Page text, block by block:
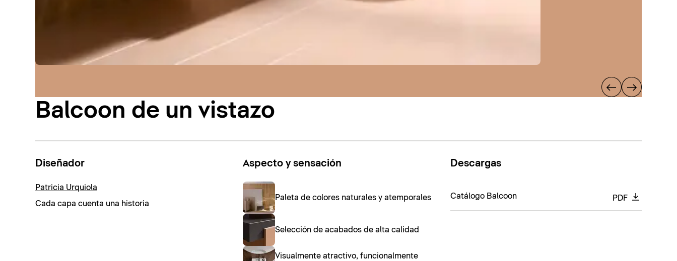
Balcoon de un vistazo
Diseñador
Patricia Urquiola
Cada capa cuenta una historia
Aspecto y sensación
Paleta de colores naturales y atemporales
Selección de acabados de alta calidad
Visualmente atractivo, funcionalmente
Descargas
Catálogo Balcoon PDF